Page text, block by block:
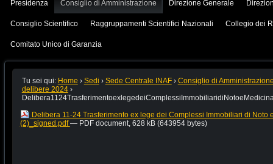
Presidenza Consiglio di Amministrazione Direzione Generale
Consiglio Scientifico Raggruppamenti Scientifici Nazionali Collegio dei
Comitato Unico di Garanzia
Tu sei qui: Home › Sedi › Sede Centrale INAF › Consiglio di
delibere 2024 ›
Delibera 11-24 Trasferimento ex lege dei Complessi Immobiliari di Noto
(2)_signed.pdf— PDF document, 628 kB (643954 bytes)